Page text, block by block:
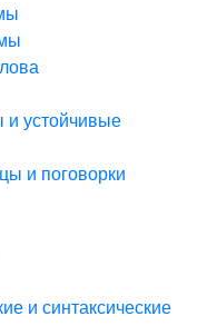
и устойчивые
и поговорки
и синтаксические